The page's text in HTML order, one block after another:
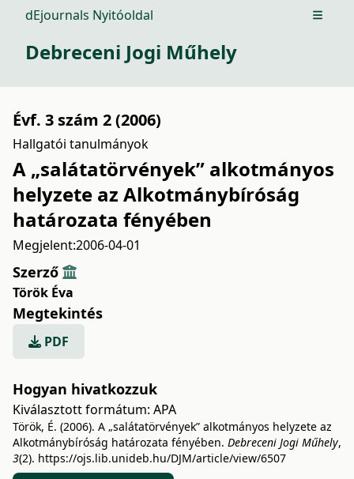
dEjournals Nyitóoldal Open
Debreceni Jogi Műhely
Évf. 3 szám 2 (2006)
Hallgatói tanulmányok
A „salátatörvények” alkotmányos
helyzete az Alkotmánybíróság
határozata fényében
Megjelent:2006-04-01
Szerző
Török Éva
Megtekintés
PDF
Hogyan hivatkozzuk
Kiválasztott formátum: APA
Török, É. (2006). A „salátatörvények” alkotmányos helyzete az
Alkotmánybíróság határozata fényében. Debreceni Jogi Műhely,
3(2). https://ojs.lib.unideb.hu/DJM/article/view/6507